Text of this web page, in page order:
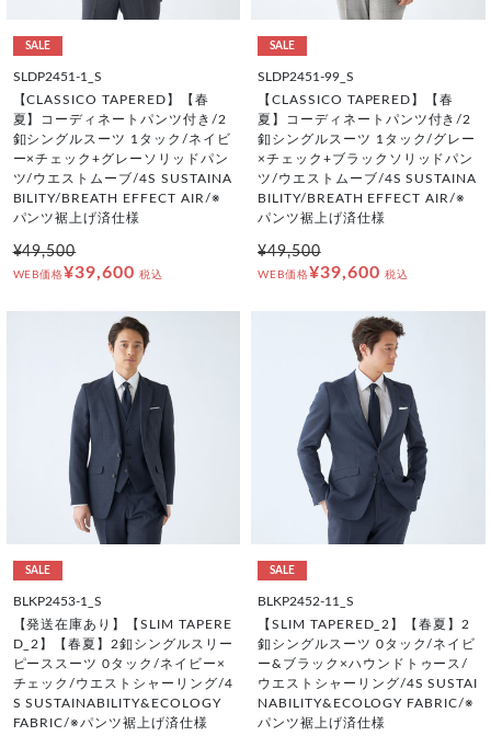
SALE
SLDP2451-1_S
【CLASSICO TAPERED】【春
夏】コーディネートパンツ付き/2
釦シングルスーツ 1タック/ネイビ
ー×チェック+グレーソリッドパン
ツ/ウエストムーブ/4S SUSTAINA
BILITY/BREATH EFFECT AIR/※
パンツ裾上げ済仕様
¥49,500
WEB価格¥39,600 税込
SALE
SLDP2451-99_S
【CLASSICO TAPERED】【春
夏】コーディネートパンツ付き/2
釦シングルスーツ 1タック/グレー
×チェック+ブラックソリッドパン
ツ/ウエストムーブ/4S SUSTAINA
BILITY/BREATH EFFECT AIR/※
パンツ裾上げ済仕様
¥49,500
WEB価格¥39,600 税込
SALE
BLKP2453-1_S
【発送在庫あり】【SLIM TAPERE
D_2】【春夏】2釦シングルスリー
ピーススーツ 0タック/ネイビー×
チェック/ウエストシャーリング/4
S SUSTAINABILITY&ECOLOGY
FABRIC/※パンツ裾上げ済仕様
SALE
BLKP2452-11_S
【SLIM TAPERED_2】【春夏】2
釦シングルスーツ 0タック/ネイビ
ー&ブラック×ハウンドトゥース/
ウエストシャーリング/4S SUSTAI
NABILITY&ECOLOGY FABRIC/※
パンツ裾上げ済仕様